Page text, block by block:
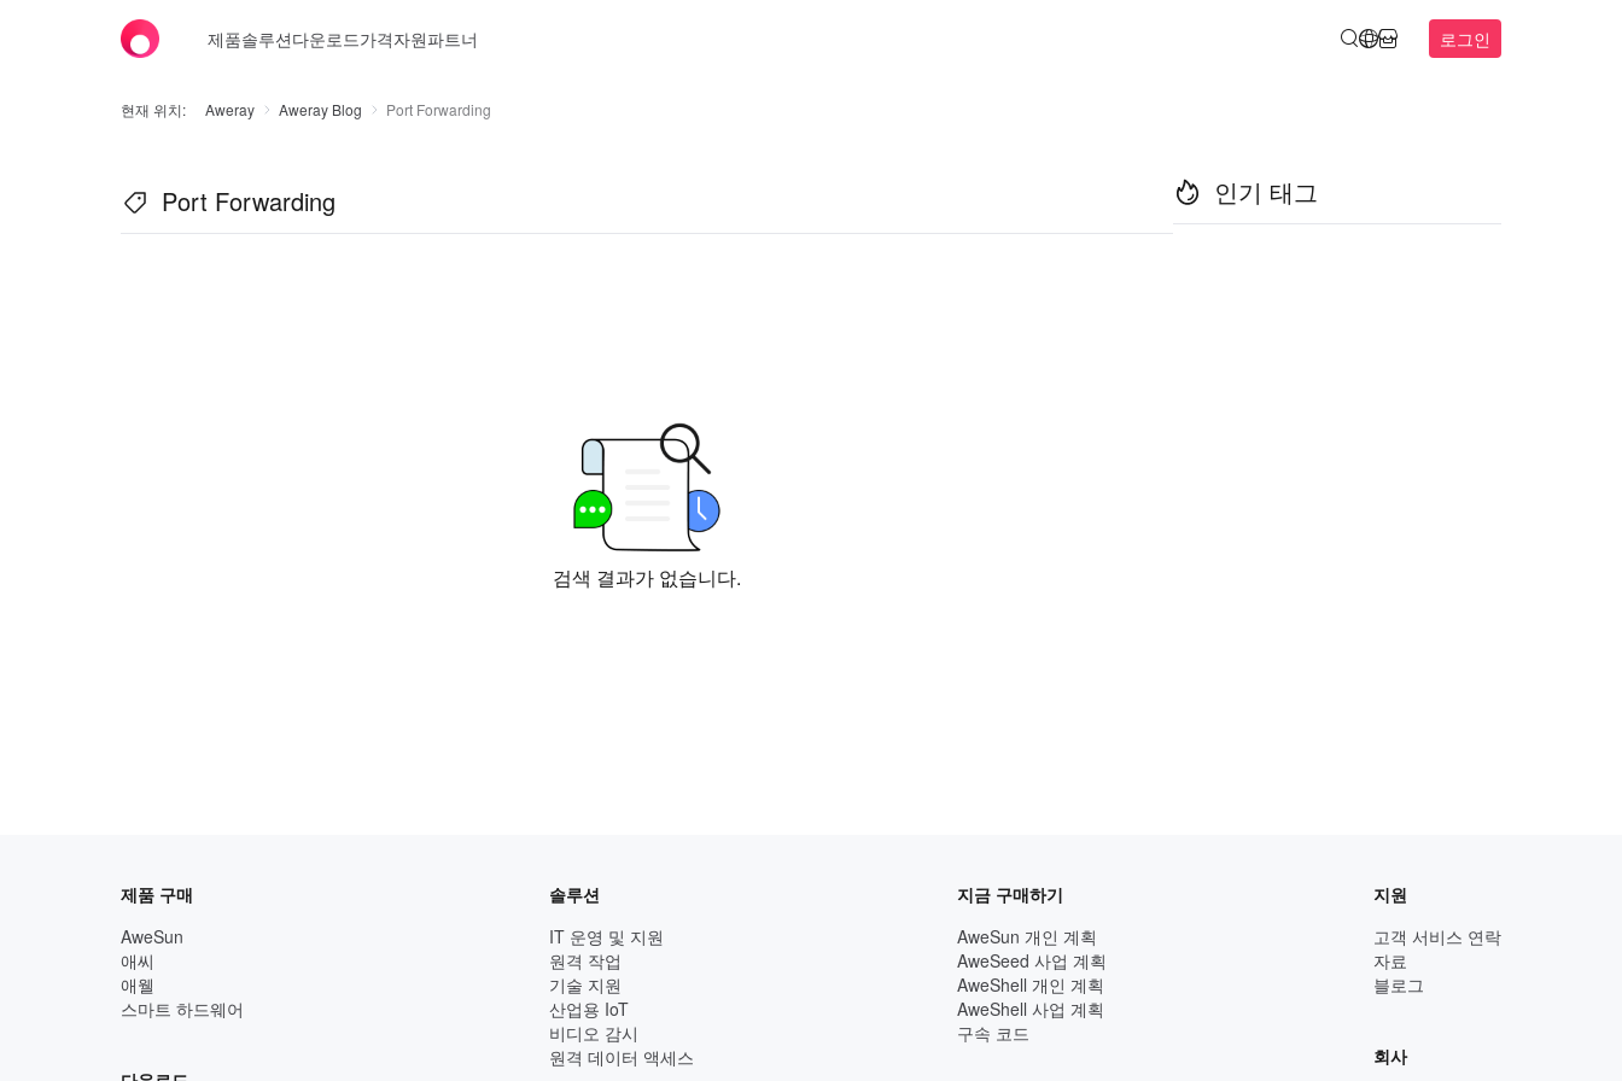
제품솔루션다운로드가격자원파트너 로그인
현재 위치: Aweray Aweray Blog Port Forwarding
Port Forwarding
검색 결과가 없습니다.
인기 태그
제품 구매
AweSun
애씨
애웰
스마트 하드웨어
솔루션
IT 운영 및 지원
원격 작업
기술 지원
산업용 IoT
비디오 감시
원격 데이터 액세스
지금 구매하기
AweSun 개인 계획
AweSeed 사업 계획
AweShell 개인 계획
AweShell 사업 계획
구속 코드
지원
고객 서비스 연락
자료
블로그
회사